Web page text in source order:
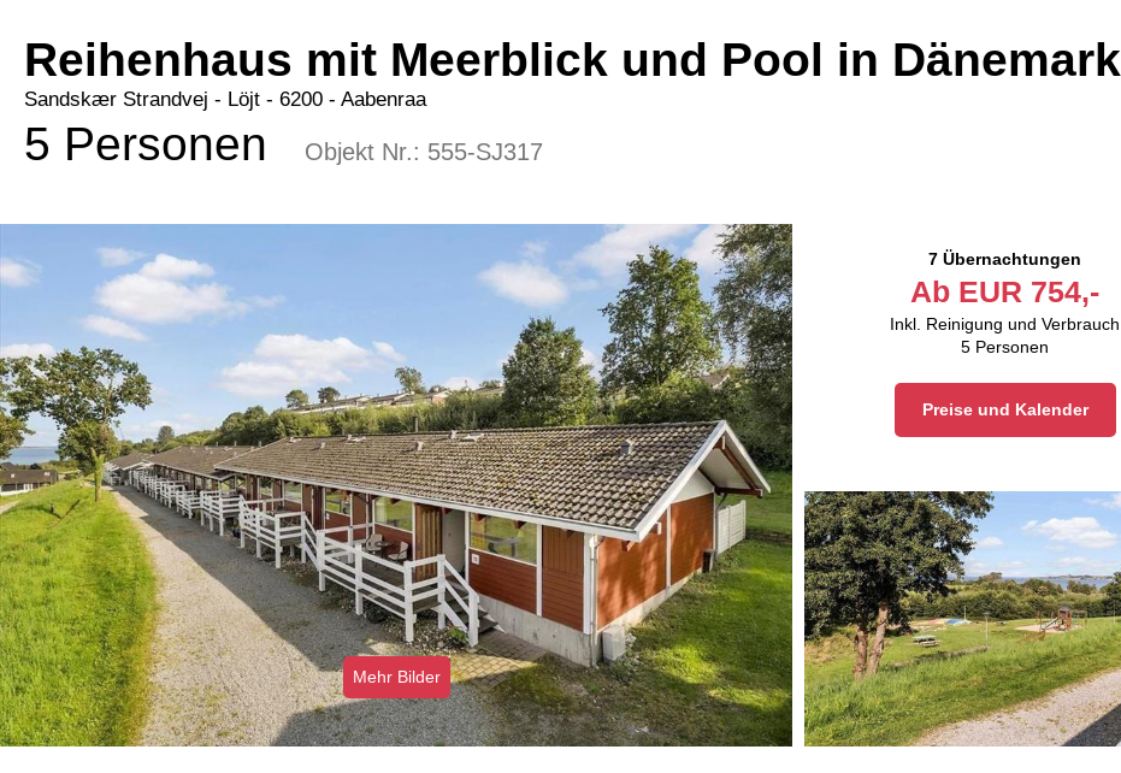
Reihenhaus mit Meerblick und Pool in Dänemark
Sandskær Strandvej - Löjt - 6200 - Aabenraa
5 Personen Objekt Nr.: 555-SJ317
Mehr Bilder
7 Übernachtungen
Ab EUR 754,-
Inkl. Reinigung und Verbrauch
5 Personen
Preise und Kalender